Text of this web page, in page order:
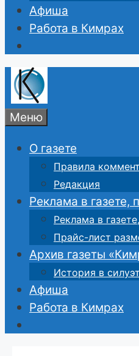
Афиша
Работа в Кимрах
Меню
О газете
Правила
Редакция
Реклама в
Реклама в
Прайс-лист
Архив газеты
История в
Афиша
Работа в Кимрах